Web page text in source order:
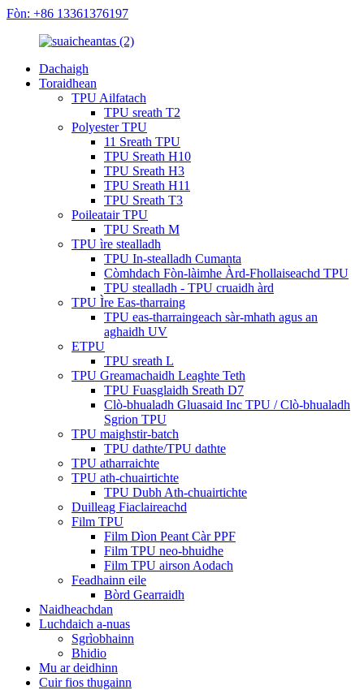
Fòn: +86 13361376197
Dachaigh
Toraidhean
TPU Ailfatach
TPU sreath T2
Polyester TPU
11 Sreath TPU
TPU Sreath H10
TPU Sreath H3
TPU Sreath H11
TPU Sreath T3
Poileatair TPU
TPU Sreath M
TPU ìre stealladh
TPU In-stealladh Cumanta
Còmhdach Fòn-làimhe Àrd-Fhollaiseachd TPU
TPU stealladh - TPU cruaidh àrd
TPU Ìre Eas-tharraing
TPU eas-tharraingeach sàr-mhath agus an
aghaidh UV
ETPU
TPU sreath L
TPU Greamachaidh Leaghte Teth
TPU Fuasglaidh Sreath D7
Clò-bhualadh Gluasaid Inc TPU / Clò-bhualadh
Sgrion TPU
TPU maighstir-batch
TPU dathte/TPU dathte
TPU atharraichte
TPU ath-chuairtichte
TPU Dubh Ath-chuairtichte
Duilleag Fiaclaireachd
Film TPU
Film Dìon Peant Càr PPF
Film TPU neo-bhuidhe
Film TPU airson Aodach
Feadhainn eile
Bòrd Gearraidh
Naidheachdan
Luchdaich a-nuas
Sgrìobhainn
Bhidio
Mu ar deidhinn
Cuir fios thugainn